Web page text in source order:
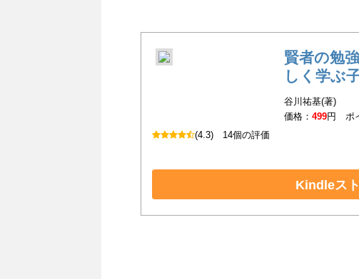
賢者の勉
しく学ぶ
谷川祐基(著)
価格：499円 ポ
(4.3) 14個の評価
Kindleス